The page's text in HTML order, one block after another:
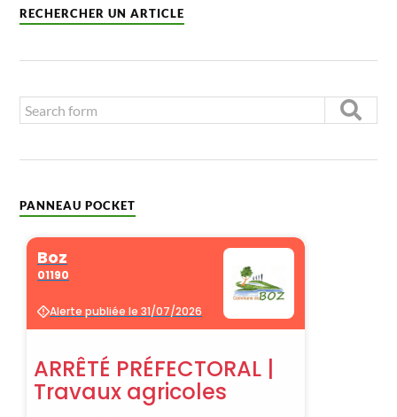
RECHERCHER UN ARTICLE
PANNEAU POCKET